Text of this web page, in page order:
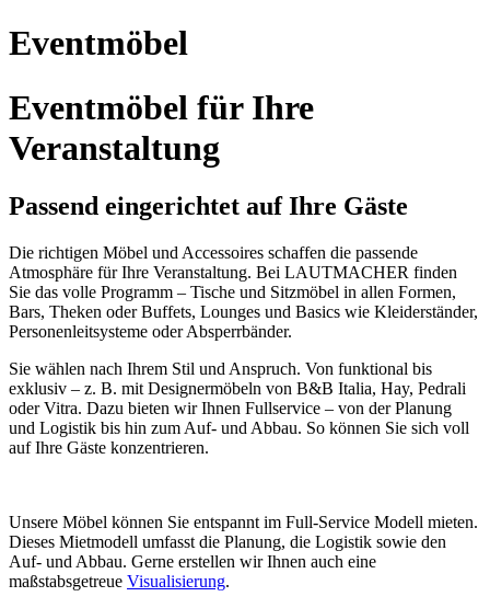
Eventmöbel
Eventmöbel für Ihre
Veranstaltung
Passend eingerichtet auf Ihre Gäste
Die richtigen Möbel und Accessoires schaffen die passende
Atmosphäre für Ihre Veranstaltung. Bei LAUTMACHER finden
Sie das volle Programm – Tische und Sitzmöbel in allen Formen,
Bars, Theken oder Buffets, Lounges und Basics wie Kleiderständer,
Personenleitsysteme oder Absperrbänder.
Sie wählen nach Ihrem Stil und Anspruch. Von funktional bis
exklusiv – z. B. mit Designermöbeln von B&B Italia, Hay, Pedrali
oder Vitra. Dazu bieten wir Ihnen Fullservice – von der Planung
und Logistik bis hin zum Auf- und Abbau. So können Sie sich voll
auf Ihre Gäste konzentrieren.
Unsere Möbel können Sie entspannt im Full-Service Modell mieten.
Dieses Mietmodell umfasst die Planung, die Logistik sowie den
Auf- und Abbau. Gerne erstellen wir Ihnen auch eine
maßstabsgetreue Visualisierung.